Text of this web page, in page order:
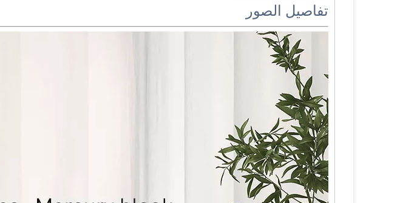
تفاصيل الصور